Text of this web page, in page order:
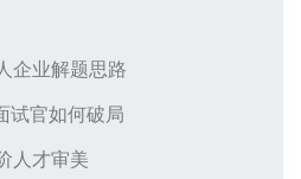
企业解题思路
试官如何破局
人才审美